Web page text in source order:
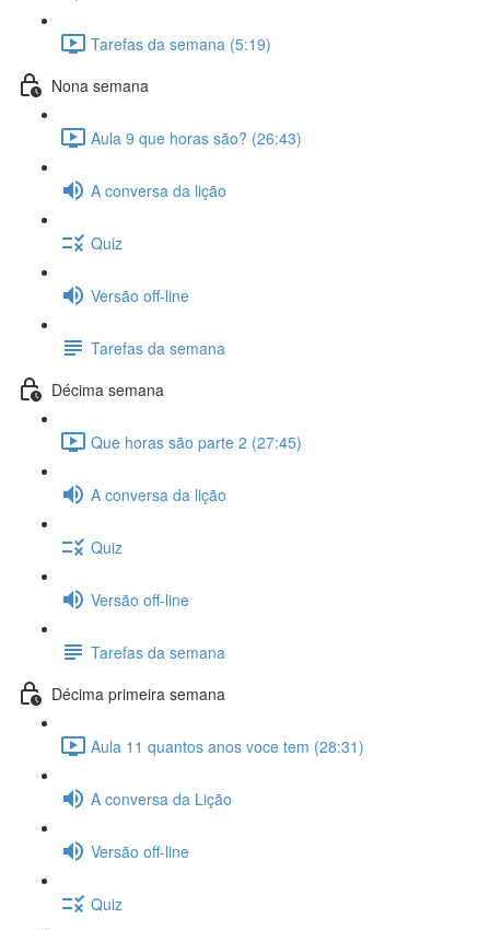
Tarefas da semana (5:19)
Nona semana
Aula 9 que horas são? (26:43)
A conversa da lição
Quiz
Versão off-line
Tarefas da semana
Décima semana
Que horas são parte 2 (27:45)
A conversa da lição
Quiz
Versão off-line
Tarefas da semana
Décima primeira semana
Aula 11 quantos anos voce tem (28:31)
A conversa da Lição
Versão off-line
Quiz